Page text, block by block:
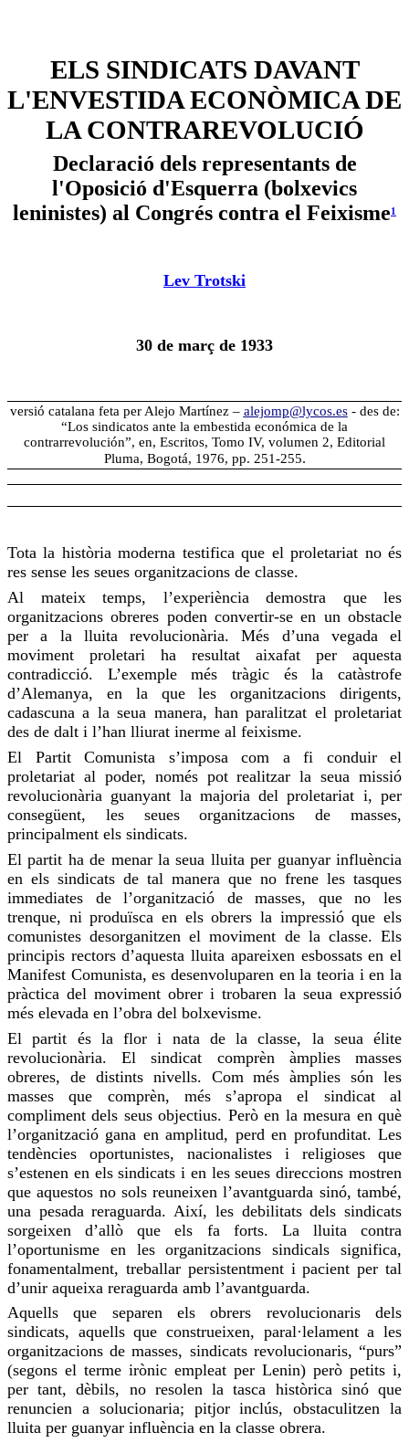
ELS SINDICATS DAVANT
L'ENVESTIDA ECONÒMICA DE
LA CONTRAREVOLUCIÓ
Declaració dels representants de
l'Oposició d'Esquerra (bolxevics
leninistes) al Congrés contra el Feixisme1
Lev Trotski
30 de març de 1933
versió catalana feta per Alejo Martínez – alejomp@lycos.es - des de:
“Los sindicatos ante la embestida económica de la
contrarrevolución”, en, Escritos, Tomo IV, volumen 2, Editorial
Pluma, Bogotá, 1976, pp. 251-255.
Tota la història moderna testifica que el proletariat no és
res sense les seues organitzacions de classe.
Al mateix temps, l’experiència demostra que les
organitzacions obreres poden convertir-se en un obstacle
per a la lluita revolucionària. Més d’una vegada el
moviment proletari ha resultat aixafat per aquesta
contradicció. L’exemple més tràgic és la catàstrofe
d’Alemanya, en la que les organitzacions dirigents,
cadascuna a la seua manera, han paralitzat el proletariat
des de dalt i l’han lliurat inerme al feixisme.
El Partit Comunista s’imposa com a fi conduir el
proletariat al poder, només pot realitzar la seua missió
revolucionària guanyant la majoria del proletariat i, per
consegüent, les seues organitzacions de masses,
principalment els sindicats.
El partit ha de menar la seua lluita per guanyar influència
en els sindicats de tal manera que no frene les tasques
immediates de l’organització de masses, que no les
trenque, ni produïsca en els obrers la impressió que els
comunistes desorganitzen el moviment de la classe. Els
principis rectors d’aquesta lluita apareixen esbossats en el
Manifest Comunista, es desenvoluparen en la teoria i en la
pràctica del moviment obrer i trobaren la seua expressió
més elevada en l’obra del bolxevisme.
El partit és la flor i nata de la classe, la seua élite
revolucionària. El sindicat comprèn àmplies masses
obreres, de distints nivells. Com més àmplies són les
masses que comprèn, més s’apropa el sindicat al
compliment dels seus objectius. Però en la mesura en què
l’organització gana en amplitud, perd en profunditat. Les
tendències oportunistes, nacionalistes i religioses que
s’estenen en els sindicats i en les seues direccions mostren
que aquestos no sols reuneixen l’avantguarda sinó, també,
una pesada reraguarda. Així, les debilitats dels sindicats
sorgeixen d’allò que els fa forts. La lluita contra
l’oportunisme en les organitzacions sindicals significa,
fonamentalment, treballar persistentment i pacient per tal
d’unir aqueixa reraguarda amb l’avantguarda.
Aquells que separen els obrers revolucionaris dels
sindicats, aquells que construeixen, paral·lelament a les
organitzacions de masses, sindicats revolucionaris, “purs”
(segons el terme irònic empleat per Lenin) però petits i,
per tant, dèbils, no resolen la tasca històrica sinó que
renuncien a solucionaria; pitjor inclús, obstaculitzen la
lluita per guanyar influència en la classe obrera.